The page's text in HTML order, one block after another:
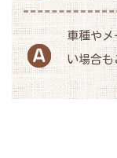
車種や
い場合